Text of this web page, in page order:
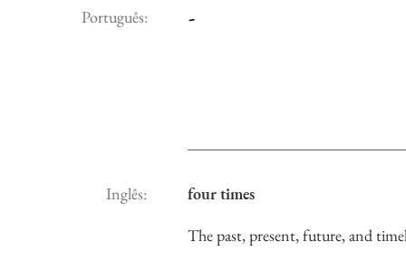
Português: -
Inglês:
four times
The past, present, future, and